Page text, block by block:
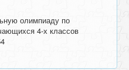
олимпиаду по
4-х классов